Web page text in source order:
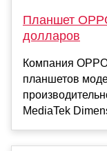
Планшет
долларов
Компания
планшетов
MediaTek